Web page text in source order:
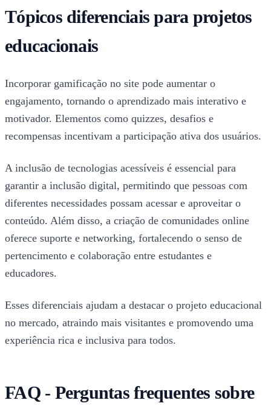
Tópicos diferenciais para projetos
educacionais
Incorporar gamificação no site pode aumentar o
engajamento, tornando o aprendizado mais interativo e
motivador. Elementos como quizzes, desafios e
recompensas incentivam a participação ativa dos usuários.
A inclusão de tecnologias acessíveis é essencial para
garantir a inclusão digital, permitindo que pessoas com
diferentes necessidades possam acessar e aproveitar o
conteúdo. Além disso, a criação de comunidades online
oferece suporte e networking, fortalecendo o senso de
pertencimento e colaboração entre estudantes e
educadores.
Esses diferenciais ajudam a destacar o projeto educacional
no mercado, atraindo mais visitantes e promovendo uma
experiência rica e inclusiva para todos.
FAQ - Perguntas frequentes sobre